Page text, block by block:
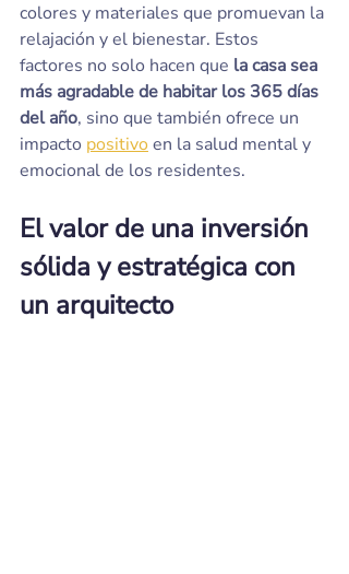
colores y materiales que promuevan la
relajación y el bienestar. Estos
factores no solo hacen que la casa sea
más agradable de habitar los 365 días
del año, sino que también ofrece un
impacto positivo en la salud mental y
emocional de los residentes.
El valor de una inversión
sólida y estratégica con
un arquitecto